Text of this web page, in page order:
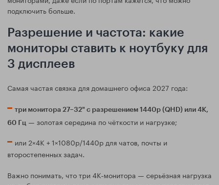
подключить больше.
Разрешение и частота: какие
мониторы ставить к ноутбуку для
3 дисплеев
Самая частая связка для домашнего офиса 2027 года:
три монитора 27–32" с разрешением 1440p (QHD) или 4K,
60 Гц — золотая середина по чёткости и нагрузке;
или 2×4K + 1×1080p/1440p для чатов, почты и
второстепенных задач.
Важно понимать, что три 4K‑монитора — серьёзная нагрузка